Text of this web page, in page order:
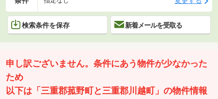
検索条件を保存 新着メールを受取る
申し訳ございません。条件にあう物件が少なかった
ため
以下は「三重郡菰野町と三重郡川越町」の物件情報